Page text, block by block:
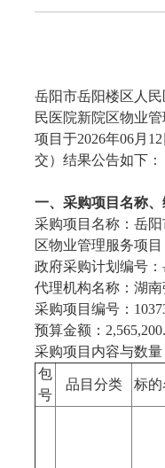
岳阳市岳阳楼区人
民医院新院区物业
项目于2026年06月
交）结果公告如下：
一、采购项目名称
采购项目名称：岳
区物业管理服务项目
政府采购计划编号：
代理机构名称：湖
采购项目编号：
预算金额：
采购项目内容与数量
包
号
品目分类 标的